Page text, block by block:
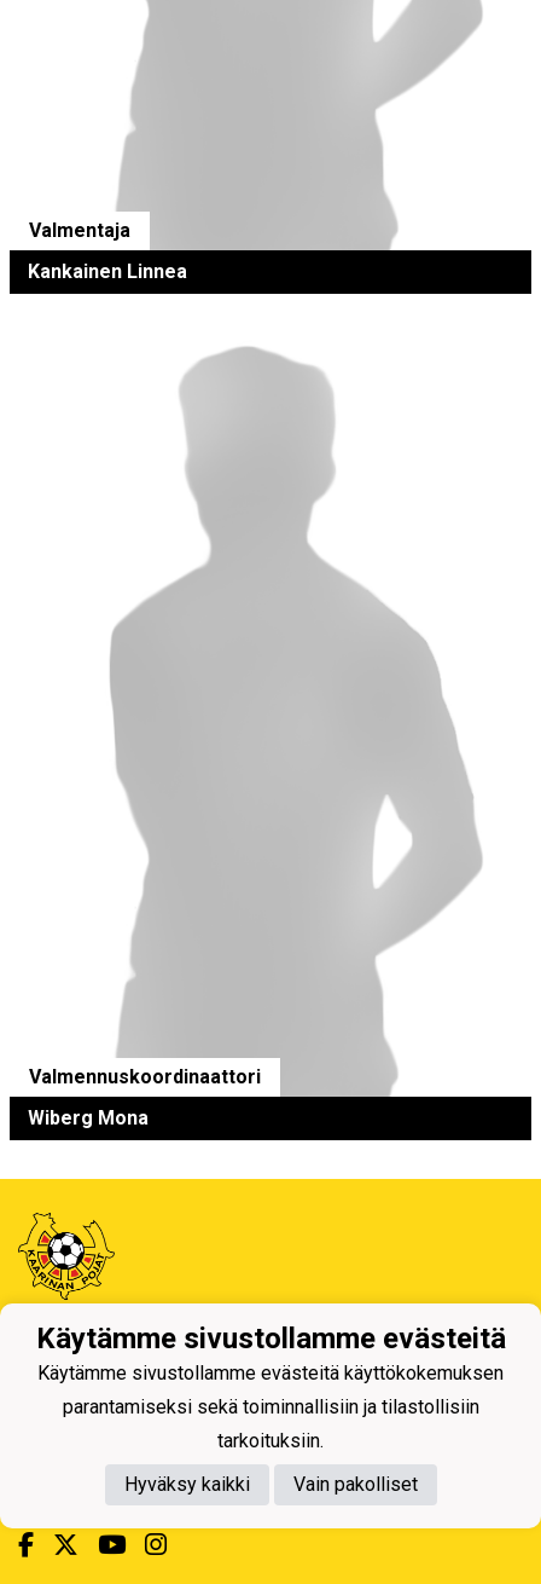
Valmentaja
Kankainen Linnea
Valmennuskoordinaattori
Wiberg Mona
Tietosuojaseloste
Kaarinan Pojat ry
Erotuomarinkatu 4, 20780 Kaarina
y-tunnus: 1006858-6
Käytämme sivustollamme evästeitä
Käytämme sivustollamme evästeitä käyttökokemuksen
parantamiseksi sekä toiminnallisiin ja tilastollisiin
tarkoituksiin.
Hyväksy kaikki
Vain pakolliset